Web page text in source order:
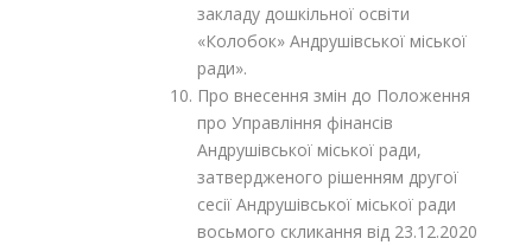
закладу дошкільної освіти
«Колобок» Андрушівської міської
ради».
Про внесення змін до Положення
про Управління фінансів
Андрушівської міської ради,
затвердженого рішенням другої
сесії Андрушівської міської ради
восьмого скликання від 23.12.2020